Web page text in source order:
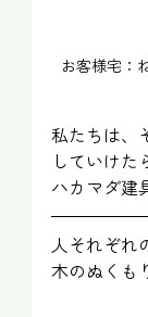
お客様宅：
私たちは、
していけた
ハカマダ建
人それぞれ
木のぬくも